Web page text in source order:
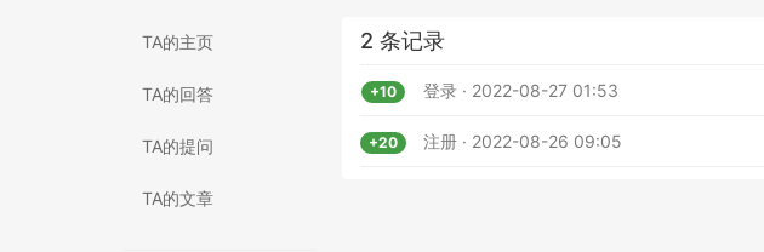
TA的主页
TA的回答
TA的提问
TA的文章
2 条记录
+10 登录 · 2022-08-27 01:53
+20 注册 · 2022-08-26 09:05